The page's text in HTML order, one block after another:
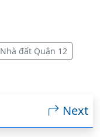
Nhà đất Quận 12
Next